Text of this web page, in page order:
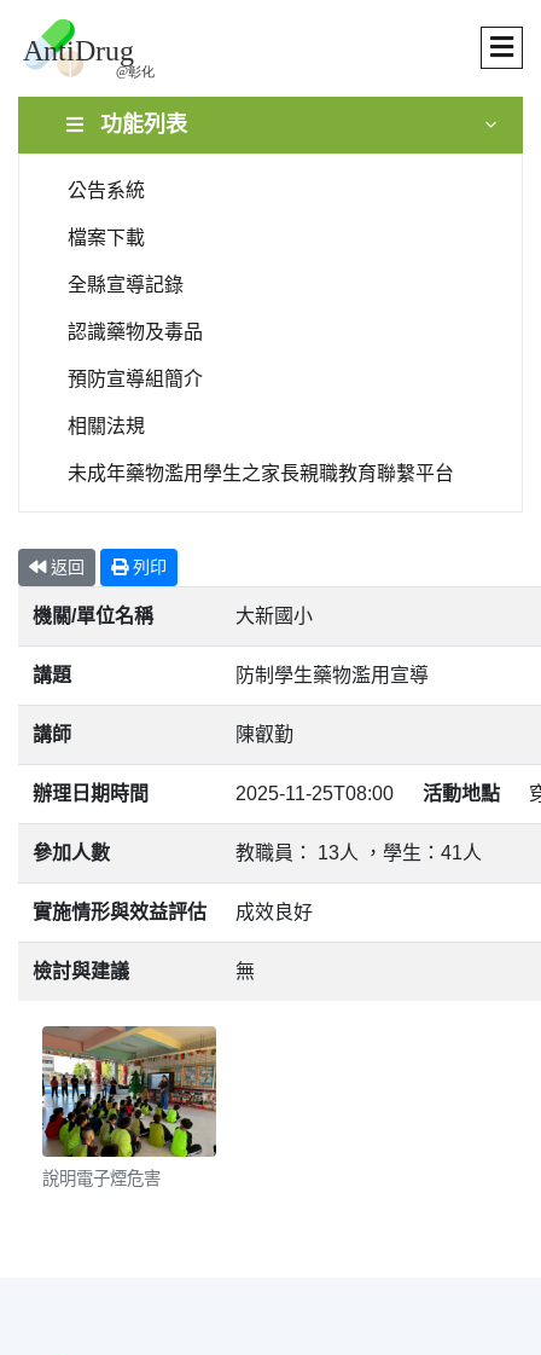
功能列表
公告系統
檔案下載
全縣宣導記錄
認識藥物及毒品
預防宣導組簡介
相關法規
未成年藥物濫用學生之家長親職教育聯繫平台
返回 列印
機關/單位名稱 大新國小
講題 防制學生藥物濫用宣導
講師 陳叡勤
辦理日期時間 2025-11-25T08:00 活動地點
參加人數 教職員： 13人 ，學生：41人
實施情形與效益評估 成效良好
檢討與建議 無
說明電子煙危害